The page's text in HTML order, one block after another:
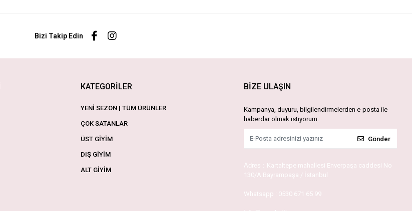
Bizi Takip Edin
KATEGORİLER
YENİ SEZON | TÜM ÜRÜNLER
ÇOK SATANLAR
ÜST GİYİM
DIŞ GİYİM
ALT GİYİM
BİZE ULAŞIN
Kampanya, duyuru, bilgilendirmelerden e-posta ile
haberdar olmak istiyorum.
Gönder
Adres : Kartaltepe mahallesi Enverpaşa caddesi No
130/A Bayrampaşa / İstanbul
Whatsapp : 0530 671 65 99